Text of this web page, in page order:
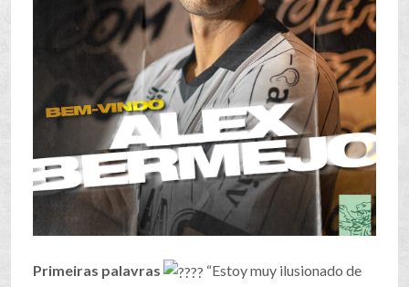
Primeiras palavras
“Estoy muy ilusionado de